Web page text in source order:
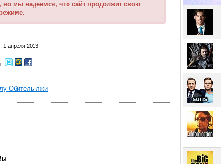
но мы надеемся, что сайт продолжит свою
1 апреля 2013
Обитель лжи